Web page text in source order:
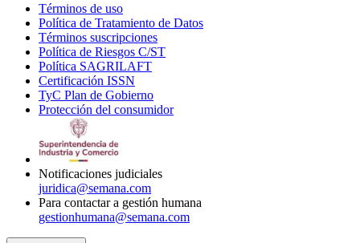
Términos de uso
in
new
window
Política de Tratamiento de Datos
Términos suscripciones
in
Política de Riesgos C/ST
Política SAGRILAFT
new
window
Certificación ISSN
in
new
TyC Plan de Gobierno
in
Protección del consumidorOpens
Notificaciones judiciales
juridica@semana.com
Para contactar a gestión humana
gestionhumana@semana.com